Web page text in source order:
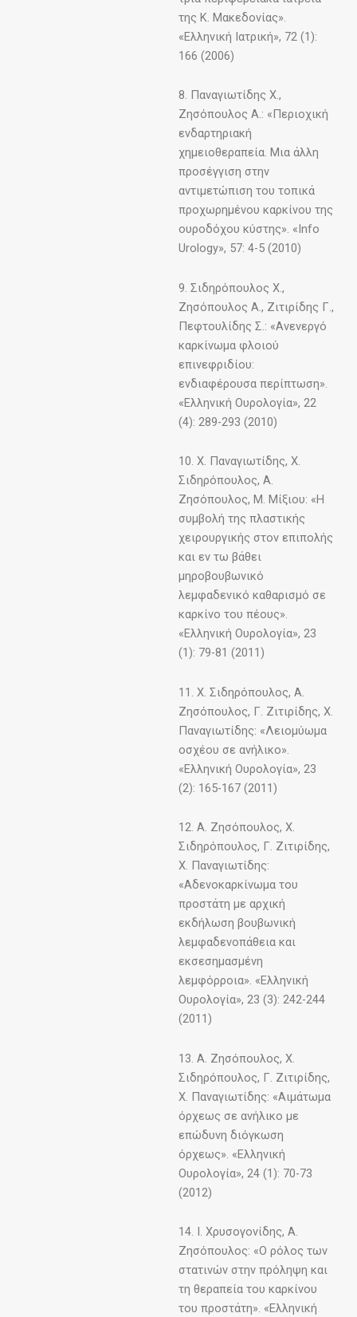
της Κ. Μακεδονίας».
«Ελληνική Ιατρική», 72 (1):
166 (2006)
8. Παναγιωτίδης Χ.,
Ζησόπουλος Α.: «Περιοχική
ενδαρτηριακή
χημειοθεραπεία. Μια άλλη
προσέγγιση στην
αντιμετώπιση του τοπικά
προχωρημένου καρκίνου της
ουροδόχου κύστης». «Info
Urology», 57: 4-5 (2010)
9. Σιδηρόπουλος Χ.,
Ζησόπουλος Α., Ζιτιρίδης Γ.,
Πεφτουλίδης Σ.: «Ανενεργό
καρκίνωμα φλοιού
επινεφριδίου:
ενδιαφέρουσα περίπτωση».
«Ελληνική Ουρολογία», 22
(4): 289-293 (2010)
10. Χ. Παναγιωτίδης, Χ.
Σιδηρόπουλος, Α.
Ζησόπουλος, Μ. Μίξιου: «Η
συμβολή της πλαστικής
χειρουργικής στον επιπολής
και εν τω βάθει
μηροβουβωνικό
λεμφαδενικό καθαρισμό σε
καρκίνο του πέους».
«Ελληνική Ουρολογία», 23
(1): 79-81 (2011)
11. Χ. Σιδηρόπουλος, Α.
Ζησόπουλος, Γ. Ζιτιρίδης, Χ.
Παναγιωτίδης: «Λειομύωμα
οσχέου σε ανήλικο».
«Ελληνική Ουρολογία», 23
(2): 165-167 (2011)
12. Α. Ζησόπουλος, Χ.
Σιδηρόπουλος, Γ. Ζιτιρίδης,
Χ. Παναγιωτίδης:
«Αδενοκαρκίνωμα του
προστάτη με αρχική
εκδήλωση βουβωνική
λεμφαδενοπάθεια και
εκσεσημασμένη
λεμφόρροια». «Ελληνική
Ουρολογία», 23 (3): 242-244
(2011)
13. Α. Ζησόπουλος, Χ.
Σιδηρόπουλος, Γ. Ζιτιρίδης,
Χ. Παναγιωτίδης: «Αιμάτωμα
όρχεως σε ανήλικο με
επώδυνη διόγκωση
όρχεως». «Ελληνική
Ουρολογία», 24 (1): 70-73
(2012)
14. Ι. Χρυσογονίδης, Α.
Ζησόπουλος: «Ο ρόλος των
στατινών στην πρόληψη και
τη θεραπεία του καρκίνου
του προστάτη». «Ελληνική